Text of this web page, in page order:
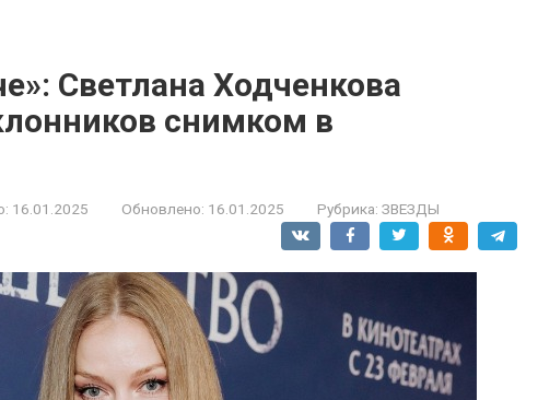
Светлана Ходченкова
снимком в
16.01.2025 Обновлено: 16.01.2025 Рубрика: ЗВЕЗДЫ